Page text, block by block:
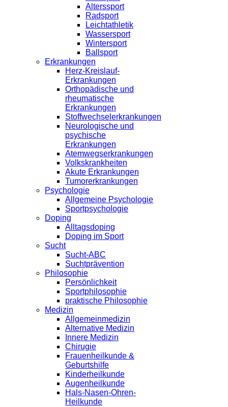
Alterssport
Radsport
Leichtathletik
Wassersport
Wintersport
Ballsport
Erkrankungen
Herz-Kreislauf-
Erkrankungen
Orthopädische und
rheumatische
Erkrankungen
Stoffwechselerkrankungen
Neurologische und
psychische
Erkrankungen
Atemwegserkrankungen
Volkskrankheiten
Akute Erkrankungen
Tumorerkrankungen
Psychologie
Allgemeine Psychologie
Sportpsychologie
Doping
Alltagsdoping
Doping im Sport
Sucht
Sucht-ABC
Suchtprävention
Philosophie
Persönlichkeit
Sportphilosophie
praktische Philosophie
Medizin
Allgemeinmedizin
Alternative Medizin
Innere Medizin
Chirugie
Frauenheilkunde &
Geburtshilfe
Kinderheilkunde
Augenheilkunde
Hals-Nasen-Ohren-
Heilkunde